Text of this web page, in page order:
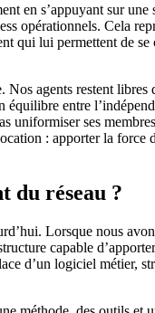
en s’appuyant sur
opérationnels. Cela
qui lui permettent de
agents restent
entre
uniformiser ses
: apporter la force
du réseau ?
Lorsque nous
capable
d’un logiciel métier,